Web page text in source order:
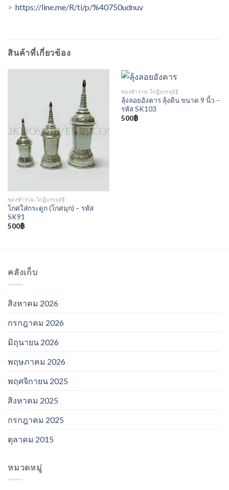
> https://line.me/R/ti/p/%40750udnuv
สินค้าที่เกี่ยวข้อง
ของชำร่วย-โกฏิบรรจุอัฐิ
โกศใส่กระดูก (โกศมุก) – รหัส
SK91
500฿
ของชำร่วย-โกฏิบรรจุอัฐิ
ลุ้งลอยอังคาร ลุ้งดิน ขนาด 9 นิ้ว –
รหัส SK103
500฿
คลังเก็บ
สิงหาคม 2026
กรกฎาคม 2026
มิถุนายน 2026
พฤษภาคม 2026
พฤศจิกายน 2025
สิงหาคม 2025
กรกฎาคม 2025
ตุลาคม 2015
หมวดหมู่